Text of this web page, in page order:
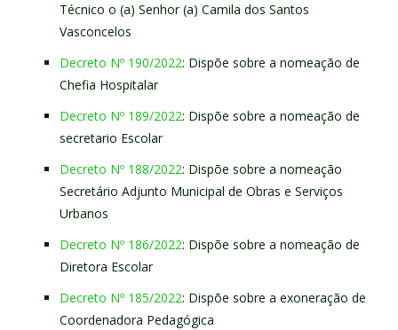
Técnico o (a) Senhor (a) Camila dos Santos
Vasconcelos
Decreto Nº 190/2022: Dispõe sobre a nomeação de
Chefia Hospitalar
Decreto Nº 189/2022: Dispõe sobre a nomeação de
secretario Escolar
Decreto Nº 188/2022: Dispõe sobre a nomeação
Secretário Adjunto Municipal de Obras e Serviços
Urbanos
Decreto Nº 186/2022: Dispõe sobre a nomeação de
Diretora Escolar
Decreto Nº 185/2022: Dispõe sobre a exoneração de
Coordenadora Pedagógica